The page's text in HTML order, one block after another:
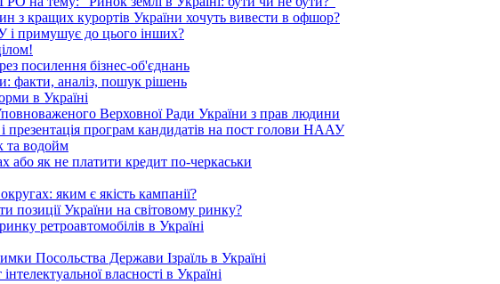
з кращих курортів України хочуть вивести в офшор?
і примушує до цього інших?
посилення бізнес-об'єднань
факти, аналіз, пошук рішень
в Україні
Верховної Ради України з прав людини
презентація програм кандидатів на пост голови НААУ
та водойм
або як не платити кредит по-черкаськи
яким є якість кампанії?
позиції України на світовому ринку?
ретроавтомобілів в Україні
Посольства Держави Ізраїль в Україні
власності в Україні